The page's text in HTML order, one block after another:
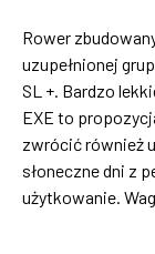
Rower
uzupełnionej
SL +. Bardzo
EXE to
zwrócić również
słoneczne dni z
użytkowanie.